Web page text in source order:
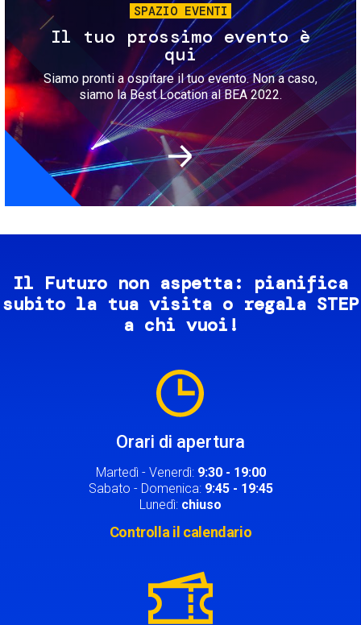
SPAZIO EVENTI
Il tuo prossimo evento è
qui
Siamo pronti a ospitare il tuo evento. Non a caso,
siamo la Best Location al BEA 2022.
Il Futuro non aspetta: pianifica
subito la tua visita o regala STEP
a chi vuoi!
Orari di apertura
Martedì - Venerdì: 9:30 - 19:00
Sabato - Domenica: 9:45 - 19:45
Lunedì: chiuso
Controlla il calendario